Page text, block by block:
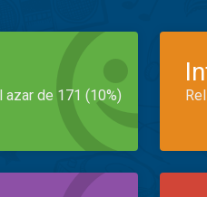
azar de 171 (10%)